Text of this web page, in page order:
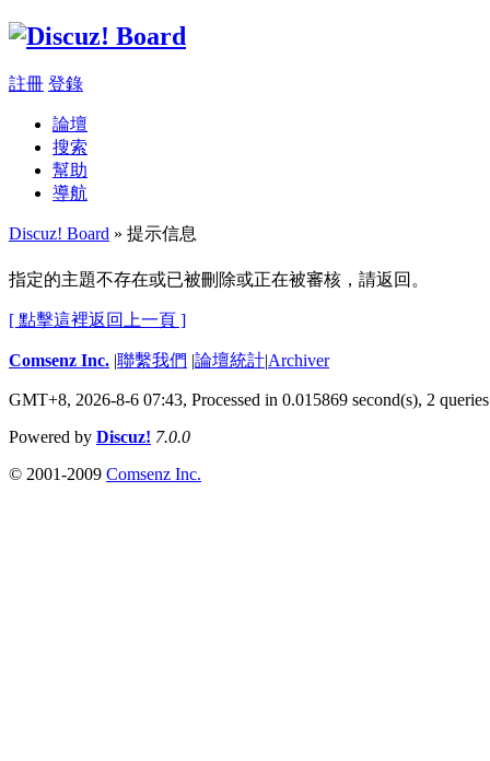
註冊 登錄
論壇
搜索
幫助
導航
Discuz! Board » 提示信息
指定的主題不存在或已被刪除或正在被審核，請返回。
[ 點擊這裡返回上一頁 ]
Comsenz Inc. |聯繫我們 |論壇統計|Archiver
GMT+8, 2026-8-6 07:43, Processed in 0.015869 second(s), 2 queries
Powered by Discuz! 7.0.0
© 2001-2009 Comsenz Inc.